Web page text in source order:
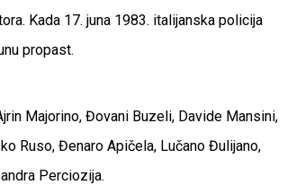
Kada 17. juna 1983. italijanska policija
propast.
Majorino, Đovani Buzeli, Davide Mansini,
Ruso, Đenaro Apičela, Lučano Đulijano,
Perciozija.